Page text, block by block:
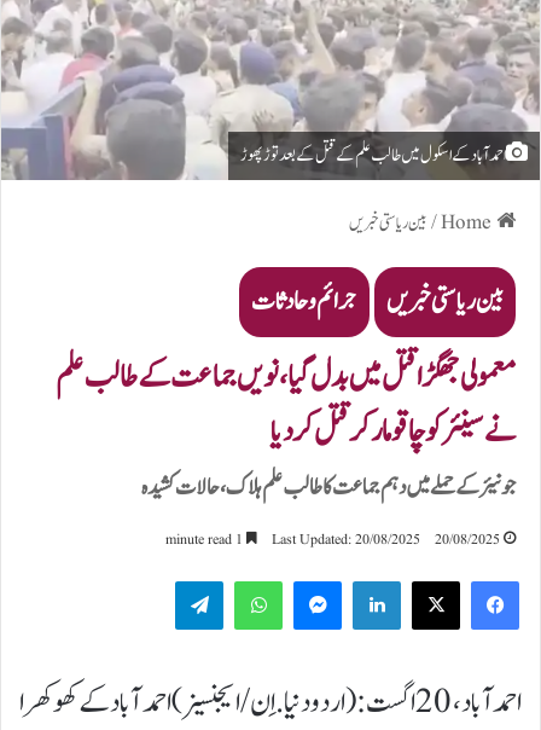
احمد آباد کے اسکول میں طالب علم کے قتل کے بعد توڑ پھوڑ
/بین ریاستی خبریں
بین ریاستی خبریں جرائم و حادثات
معمولی جھگڑا قتل میں بدل گیا، نویں جماعت کے طالب علم
نے سینئر کو چاقو مار کر قتل کر دیا
جونیئر کے حملے میں دہم جماعت کا طالب علم ہلاک، حالات کشیدہ
20/08/2025
Last Updated: 20/08/2025
LinkedIn
WhatsApp
احمد آباد، 20 اگست:(اردودنیا.اِن/ایجنسیز)احمد آباد کے کھوکھرا